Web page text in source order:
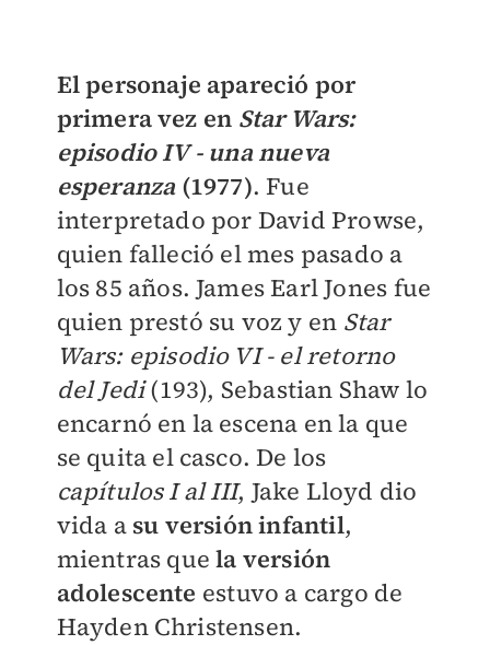
​El personaje apareció por
primera vez en Star Wars:
episodio IV - una nueva
esperanza (1977). Fue
interpretado por David Prowse,
quien falleció el mes pasado a
los 85 años. James Earl Jones fue
quien prestó su voz y en Star
Wars: episodio VI - el retorno
del Jedi(193), Sebastian Shaw lo
encarnó en la escena en la que
se quita el casco. De los
capítulos I al III, Jake Lloyd dio
vida a su versióninfantil,
mientras quela versión
adolescente estuvo a cargo de
Hayden Christensen.